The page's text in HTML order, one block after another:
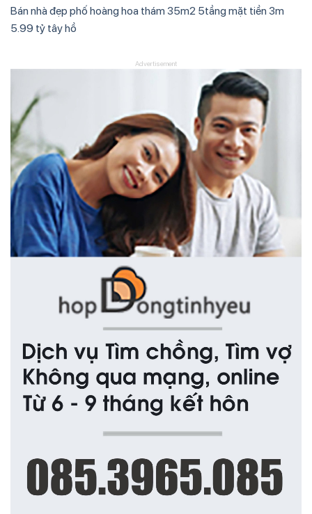
Bán nhà đẹp phố hoàng hoa thám 35m2 5tầng mặt tiền 3m
5.99 tỷ tây hồ
Advertisement